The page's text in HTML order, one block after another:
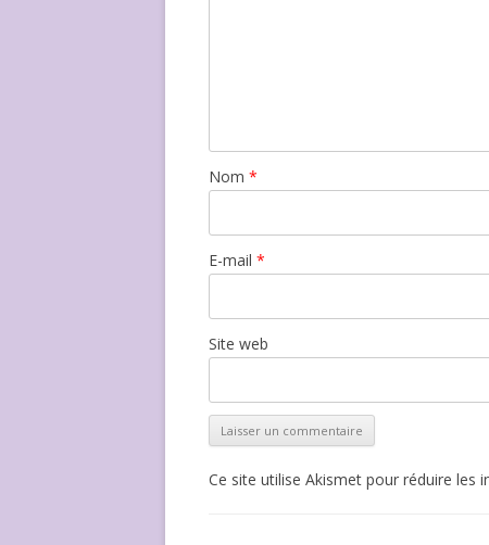
Nom *
E-mail *
Site web
Ce site utilise Akismet pour réduire les